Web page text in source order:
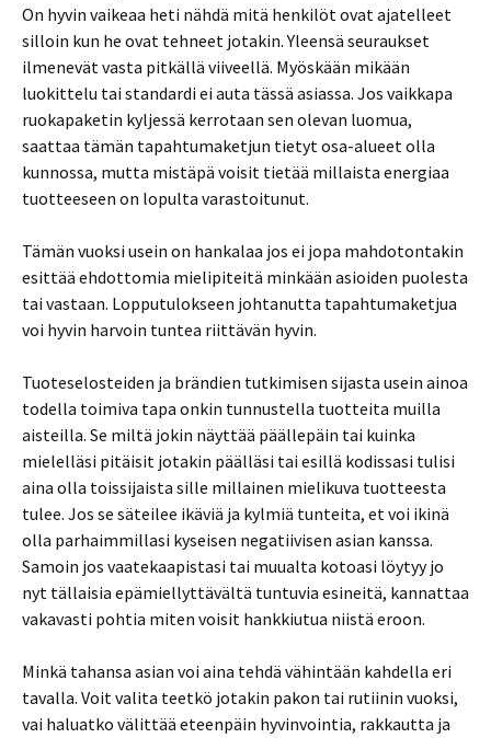
On hyvin vaikeaa heti nähdä mitä henkilöt ovat ajatelleet
silloin kun he ovat tehneet jotakin. Yleensä seuraukset
ilmenevät vasta pitkällä viiveellä. Myöskään mikään
luokittelu tai standardi ei auta tässä asiassa. Jos vaikkapa
ruokapaketin kyljessä kerrotaan sen olevan luomua,
saattaa tämän tapahtumaketjun tietyt osa-alueet olla
kunnossa, mutta mistäpä voisit tietää millaista energiaa
tuotteeseen on lopulta varastoitunut.
Tämän vuoksi usein on hankalaa jos ei jopa mahdotontakin
esittää ehdottomia mielipiteitä minkään asioiden puolesta
tai vastaan. Lopputulokseen johtanutta tapahtumaketjua
voi hyvin harvoin tuntea riittävän hyvin.
Tuoteselosteiden ja brändien tutkimisen sijasta usein ainoa
todella toimiva tapa onkin tunnustella tuotteita muilla
aisteilla. Se miltä jokin näyttää päällepäin tai kuinka
mielelläsi pitäisit jotakin päälläsi tai esillä kodissasi tulisi
aina olla toissijaista sille millainen mielikuva tuotteesta
tulee. Jos se säteilee ikäviä ja kylmiä tunteita, et voi ikinä
olla parhaimmillasi kyseisen negatiivisen asian kanssa.
Samoin jos vaatekaapistasi tai muualta kotoasi löytyy jo
nyt tällaisia epämiellyttävältä tuntuvia esineitä, kannattaa
vakavasti pohtia miten voisit hankkiutua niistä eroon.
Minkä tahansa asian voi aina tehdä vähintään kahdella eri
tavalla. Voit valita teetkö jotakin pakon tai rutiinin vuoksi,
vai haluatko välittää eteenpäin hyvinvointia, rakkautta ja